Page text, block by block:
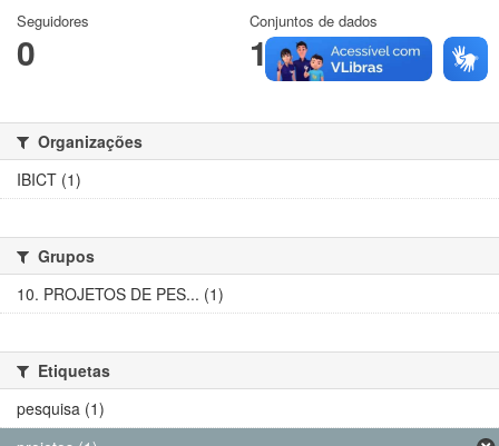
Seguidores
0
Conjuntos de dados
1
Organizações
IBICT (1)
Grupos
10. PROJETOS DE PES... (1)
Etiquetas
pesquisa (1)